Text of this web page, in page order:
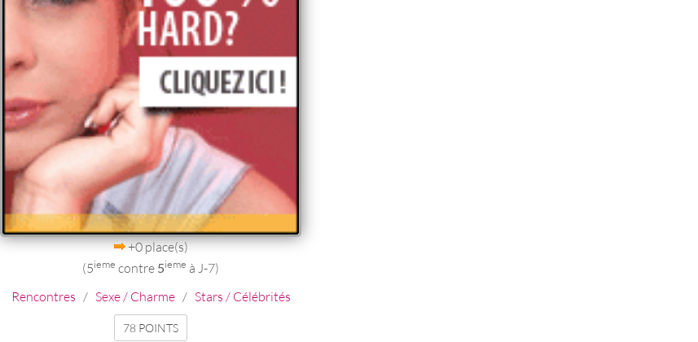
+0 place(s)
(5ieme contre 5ieme à J-7)
Rencontres / Sexe / Charme/ Stars / Célébrités
78 POINTS